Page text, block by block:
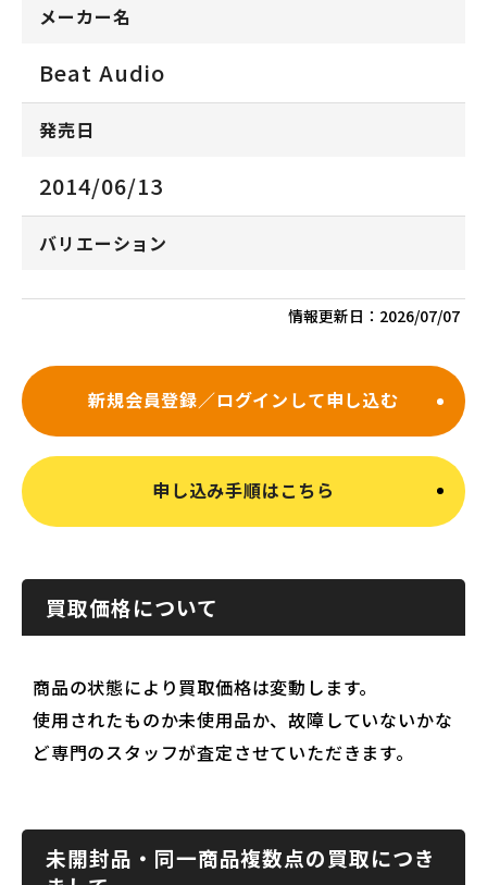
メーカー名
Beat Audio
発売日
2014/06/13
バリエーション
情報更新日： 2026/07/07
新規会員登録／ログインして申し込む
申し込み手順はこちら
買取価格について
商品の状態により買取価格は変動します。
使用されたものか未使用品か、故障していないかな
ど専門のスタッフが査定させていただきます。
未開封品・同一商品複数点の買取につき